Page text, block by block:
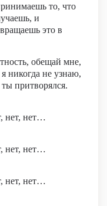
то, что
и
это в
обещай мне,
я никогда не узнаю,
ты притворялся.
нет, нет…
нет, нет…
нет, нет…